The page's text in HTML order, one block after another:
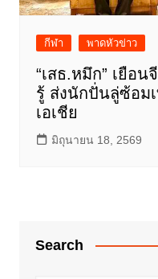
กีฬา พาดหัวข่าว
“เสธ.หมึก” เยือ
รู้ ส่งนักปั่นลู่ซ้อม
เอเชีย
มิถุนายน 18, 2569
Search